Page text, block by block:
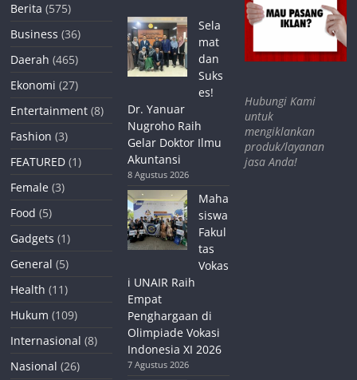
Berita (575)
Business (36)
Daerah (465)
Ekonomi (27)
Entertainment (8)
Fashion (3)
FEATURED (1)
Female (3)
Food (5)
Gadgets (1)
General (5)
Health (11)
Hukum (109)
Internasional (8)
Nasional (26)
Sela
mat
dan
Suks
es!
Dr. Yanuar
Nugroho Raih
Gelar Doktor Ilmu
Akuntansi
8 Agustus 2026
Maha
siswa
Fakul
tas
Vokas
i UNAIR Raih
Empat
Penghargaan di
Olimpiade Vokasi
Indonesia XI 2026
7 Agustus 2026
Hubungi Kami
untuk
mengiklankan
produk/layanan
jasa Anda!